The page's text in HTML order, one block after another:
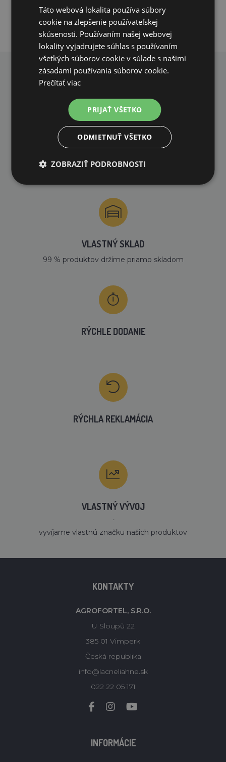
PREČO NAKUPOVAŤ U NÁS?
VLASTNÝ SKLAD
99 % produktov držíme priamo skladom
RÝCHLE DODANIE
RÝCHLA REKLAMÁCIA
VLASTNÝ VÝVOJ
´
vyvíjame vlastnú značku našich produktov
KONTAKTY
AGROFORTEL, S.R.O.
U Sloupů 22
385 01 Vimperk
Česká republika
info@lacneliahne.sk
022 22 05 171
INFORMÁCIE
Táto webová lokalita používa súbory
cookie na zlepšenie používateľskej
skúsenosti. Používaním našej webovej
lokality vyjadrujete súhlas s používaním
všetkých súborov cookie v súlade s našimi
zásadami používania súborov cookie.
Prečítať viac
PRIJAŤ VŠETKO
ODMIETNUŤ VŠETKO
ZOBRAZIŤ PODROBNOSTI